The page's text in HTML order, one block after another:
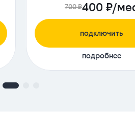
700 ₽400 ₽/
подключить
подробнее